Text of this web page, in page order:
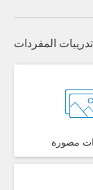
تدريبات المفردات
مصورة